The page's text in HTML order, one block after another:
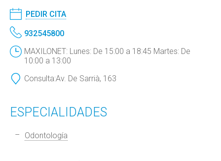
PEDIR CITA
932545800
MAXILONET: Lunes: De 15:00 a 18:45 Martes: De
10:00 a 13:00
Consulta:Av. De Sarrià, 163
ESPECIALIDADES
Odontología